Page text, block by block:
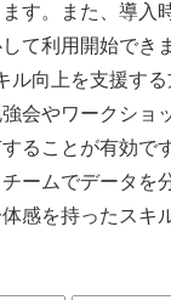
す。また、導入
て利用開始でき
ル向上を支援する
会やワークショ
ることが有効で
ームでデータを
感を持ったスキ